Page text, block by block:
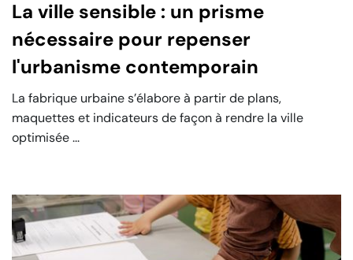
La ville sensible : un prisme
nécessaire pour repenser
l'urbanisme contemporain
La fabrique urbaine s’élabore à partir de plans,
maquettes et indicateurs de façon à rendre la ville
optimisée ...